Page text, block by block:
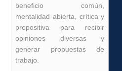
beneficio común,
mentalidad abierta, crítica y
propositiva para recibir
opiniones diversas y
generar propuestas de
trabajo.